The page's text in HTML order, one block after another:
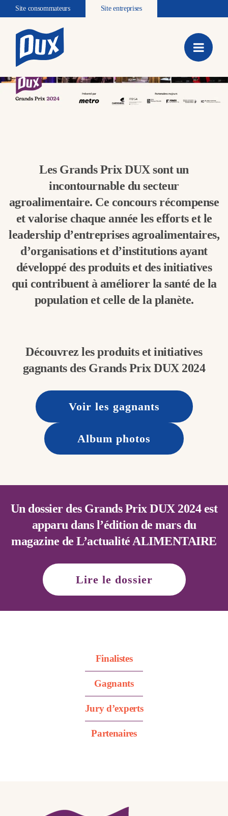
Site consommateurs Site entreprises
21 février 2024
Les Grands Prix DUX sont un
incontournable du secteur
agroalimentaire. Ce concours récompense
et valorise chaque année les efforts et le
leadership d’entreprises agroalimentaires,
d’organisations et d’institutions ayant
développé des produits et des initiatives
qui contribuent à améliorer la santé de la
population et celle de la planète.
Découvrez les produits et initiatives
gagnants des Grands Prix DUX 2024
Voir les gagnants
Album photos
Un dossier des Grands Prix DUX 2024 est
apparu dans l’édition de mars du
magazine de L’actualité ALIMENTAIRE
Lire le dossier
Finalistes
Gagnants
Jury d’experts
Partenaires